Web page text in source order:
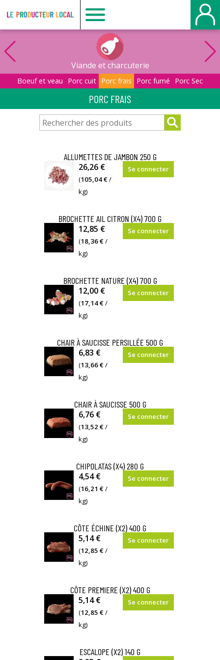
Le
producteur
local
Belbeuf
Viande et charcuterie
Boeuf et veau Porc cuit Porc frais Porc fumé Porc Sec
PORC FRAIS
ALLUMETTES DE JAMBON 250 G
environ
250g
26,26 €
(105,04 €/
kg)
Se connecter
BROCHETTE AIL CITRON (X4) 700 G
Morceaux
d'épaule
embrochés
poivrons
et
des
marinés
dans
un
jus
et
pulpe
d'ail
12,85 €
(18,36 €/
kg)
Se connecter
BROCHETTE NATURE (X4) 700 G
Morceaux
d'épaule
embrochés
des
poivrons
et
des
12,00 €
(17,14 €/
kg)
Se connecter
CHAIR À SAUCISSE PERSILLÉE 500 G
Chair
à
saucisse
oignons,
persil,
sel
Chair
assez
maigre
entrer
dans
de
multiples
les
légumes
6,83 €
(13,66 €/
kg)
Se connecter
CHAIR À SAUCISSE 500 G
Chair
à
saucisse
et
poivrée.
Chair
qui
peut
entrer
multiples
préparations
telles
que
légumes
6,76 €
(13,52 €/
kg)
Se connecter
CHIPOLATAS (X4) 280 G
Saucisse
de
chair
aucun
additif,
salée
Embossée
dans
un
de
4,54 €
(16,21 €/
kg)
Se connecter
CÔTE ÉCHINE (X2) 400 G
échine
ou
avant
de
la
entrelassée
5,14 €
(12,85 €/
kg)
Se connecter
CÔTE PREMIERE (X2) 400 G
première
Partie
5,14 €
(12,85 €/
kg)
Se connecter
ESCALOPE (X2) 140 G